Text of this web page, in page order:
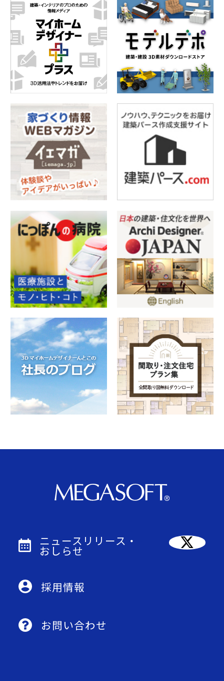
ニュースリリース・
おしらせ
採用情報
お問い合わせ